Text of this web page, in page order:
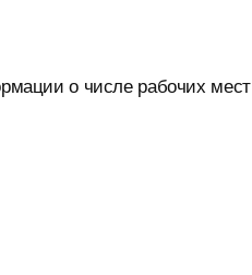
о числе рабочих мест